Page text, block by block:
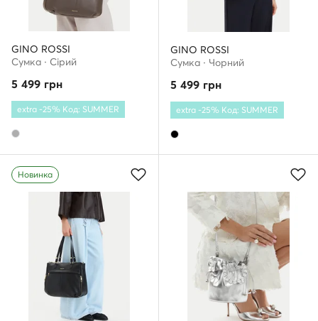
GINO ROSSI
Сумка · Сірий
5 499 грн
extra -25% Код: SUMMER
GINO ROSSI
Сумка · Чорний
5 499 грн
extra -25% Код: SUMMER
Новинка